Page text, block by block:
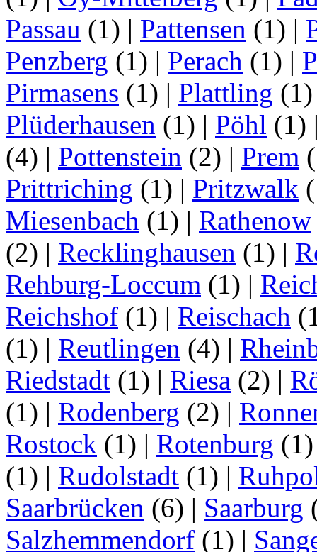
Passau (1) | Pattensen (1) |
Penzberg (1) | Perach (1) |
Pirmasens (1) | Plattling
Plüderhausen (1) | Pöhl (1)
(4) | Pottenstein (2) | Prem
Prittriching (1) | Pritzwalk
Miesenbach (1) | Rathenow
(2) | Recklinghausen (1) |
Rehburg-Loccum (1) |
Reichshof (1) | Reischach
(1) | Reutlingen (4) |
Riedstadt (1) | Riesa (2) |
(1) | Rodenberg (2) |
Rostock (1) | Rotenburg
(1) | Rudolstadt (1) |
Saarbrücken (6) | Saarburg
Salzhemmendorf (1) |